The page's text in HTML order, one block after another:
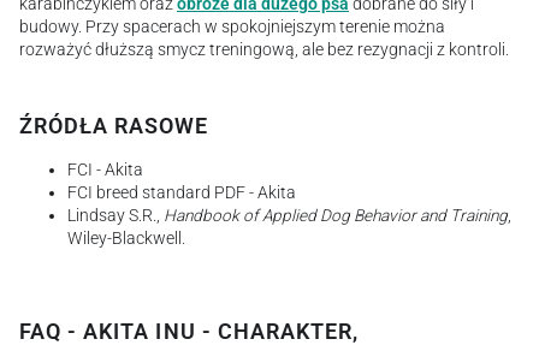
budowy. Przy spacerach w spokojniejszym terenie można
rozważyć dłuższą smycz treningową, ale bez rezygnacji z kontroli.
ŹRÓDŁA RASOWE
FCI - Akita
FCI breed standard PDF - Akita
Lindsay S.R., Handbook of Applied Dog Behavior and Training,
Wiley-Blackwell.
FAQ - AKITA INU - CHARAKTER,